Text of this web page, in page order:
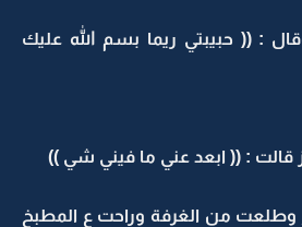
: (( حبيبتي ريما بسم الله عليك
قالت : (( ابعد عني ما فيني شي ))
وطلعت من الغرفة وراحت ع المطبخ